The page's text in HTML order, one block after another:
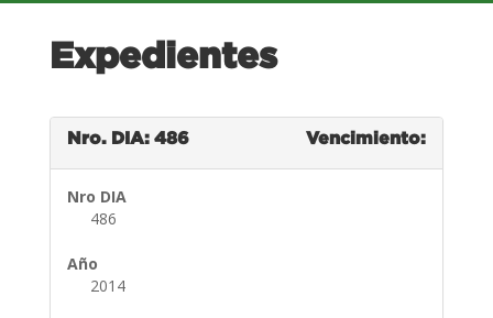
Expedientes
Nro. DIA: 486 Vencimiento:
Nro DIA
486
Año
2014